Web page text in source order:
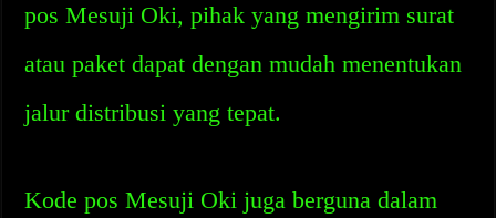
pos Mesuji Oki, pihak yang mengirim surat
atau paket dapat dengan mudah menentukan
jalur distribusi yang tepat.
Kode pos Mesuji Oki juga berguna dalam